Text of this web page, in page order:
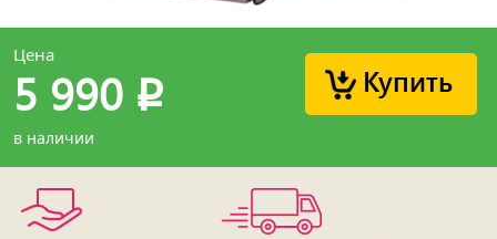
Купить
Цена
5 990 p
в наличии